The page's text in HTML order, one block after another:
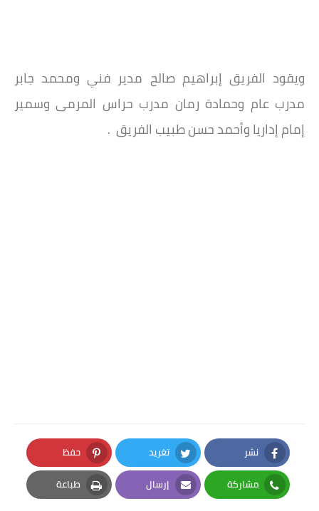
ويقود الفريق إبراهيم صالح مدير فني ومحمد جابر
مدرب عام وحمادة رمان مدرب حراس المرمى وسمير
إمام إداريا وأحمد حسن طبيب الفريق .
نشر
Facebook
تغريد
Twitter
حفظ
Pinterest
مشاركة
Whatsapp
إرسال
Email
طباعة
Print